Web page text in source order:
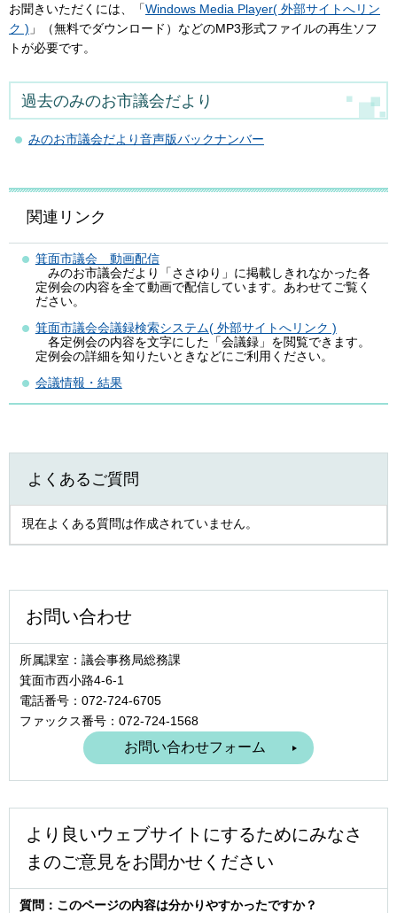
お聞きいただくには、「Windows Media Player( 外部サイトへリン
ク ) 」（無料でダウンロード）などのMP3形式ファイルの再生ソフ
トが必要です。
過去のみのお市議会だより
みのお市議会だより音声版バックナンバー
関連リンク
箕面市議会 動画配信
みのお市議会だより「ささゆり」に掲載しきれなかった各
定例会の内容を全て動画で配信しています。あわせてご覧く
ださい。
箕面市議会会議録検索システム( 外部サイトへリンク )
各定例会の内容を文字にした「会議録」を閲覧できます。
定例会の詳細を知りたいときなどにご利用ください。
会議情報・結果
よくあるご質問
現在よくある質問は作成されていません。
お問い合わせ
所属課室：議会事務局総務課
箕面市西小路4‐6‐1
電話番号：072-724-6705
ファックス番号：072-724-1568
より良いウェブサイトにするためにみなさ
まのご意見をお聞かせください
質問：このページの内容は分かりやすかったですか？